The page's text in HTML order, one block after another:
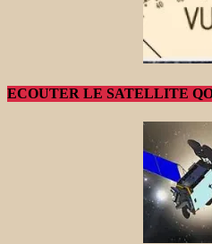
ECOUTER LE SATELLITE